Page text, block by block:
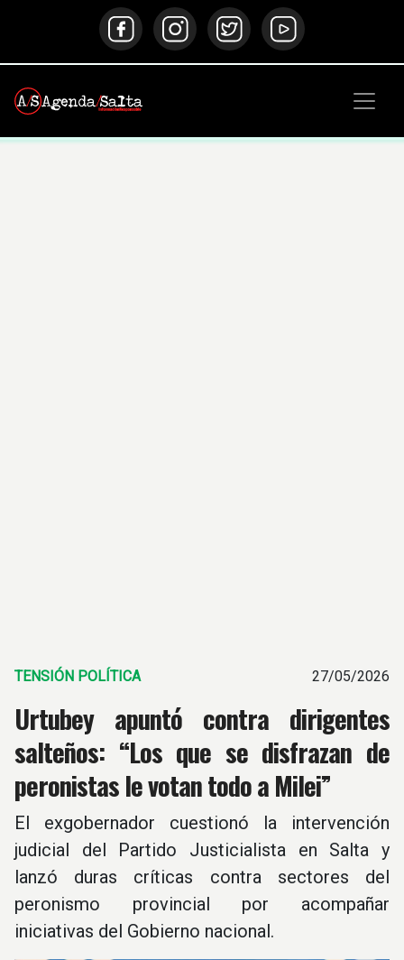
TENSIÓN POLÍTICA 27/05/2026
Urtubey apuntó contra dirigentes
salteños: “Los que se disfrazan de
peronistas le votan todo a Milei”
El exgobernador cuestionó la intervención
judicial del Partido Justicialista en Salta y
lanzó duras críticas contra sectores del
peronismo provincial por acompañar
iniciativas del Gobierno nacional.